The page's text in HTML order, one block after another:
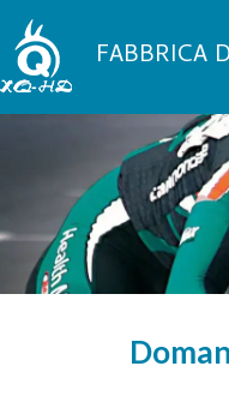
Vai
al
contenuto FABBRICA